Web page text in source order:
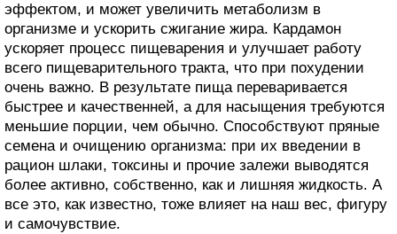
эффектом, и может увеличить метаболизм в
организме и ускорить сжигание жира. Кардамон
ускоряет процесс пищеварения и улучшает работу
всего пищеварительного тракта, что при похудении
очень важно. В результате пища переваривается
быстрее и качественней, а для насыщения требуются
меньшие порции, чем обычно. Способствуют пряные
семена и очищению организма: при их введении в
рацион шлаки, токсины и прочие залежи выводятся
более активно, собственно, как и лишняя жидкость. А
все это, как известно, тоже влияет на наш вес, фигуру
и самочувствие.